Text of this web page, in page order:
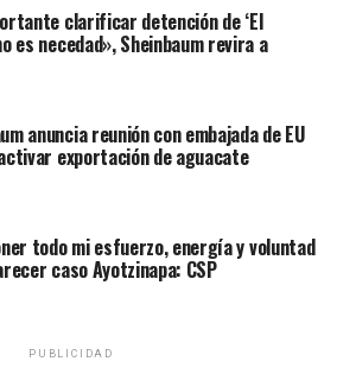
clarificar detención de ‘El
es necedad», Sheinbaum revira a
anuncia reunión con embajada de EU
exportación de aguacate
todo mi esfuerzo, energía y voluntad
caso Ayotzinapa: CSP
PUBLICIDAD